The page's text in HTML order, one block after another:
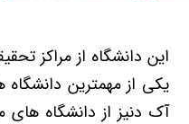
این دانشگاه از مراکز
یکی از مهمترین
آک دنیز از دانشگاه